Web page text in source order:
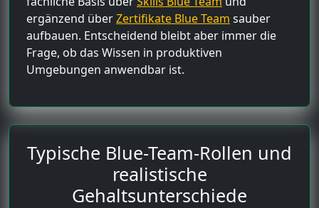
ergänzend überZertifikate Blue Team sauber
aufbauen. Entscheidend bleibt aber immer die
Frage, ob das Wissen in produktiven
Umgebungen anwendbar ist.
Typische Blue-Team-Rollen und
realistische
Gehaltsunterschiede